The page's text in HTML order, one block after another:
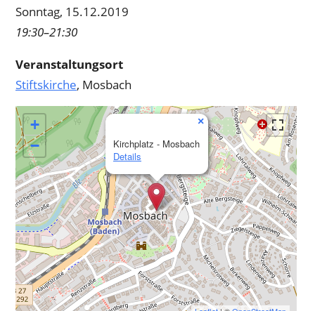
Sonntag, 15.12.2019
19:30–21:30
Veranstaltungsort
Stiftskirche, Mosbach
Kirchplatz - Mosbach
Details
×
+
−